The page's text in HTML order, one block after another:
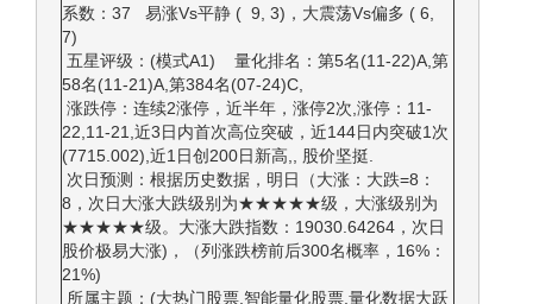
系数：37 易涨Vs平静 ( 9, 3)，大震荡Vs偏多 ( 6,
7)
五星评级：(模式A1) 量化排名：第5名(11-22)A,第
58名(11-21)A,第384名(07-24)C,
涨跌停：连续2涨停，近半年，涨停2次,涨停：11-
22,11-21,近3日内首次高位突破，近144日内突破1次
(7715.002),近1日创200日新高,, 股价坚挺.
次日预测：根据历史数据，明日（大涨：大跌=8：
8，次日大涨大跌级别为★★★★★级，大涨级别为
★★★★★级。大涨大跌指数：19030.64264，次日
股价极易大涨)，（列涨跌榜前后300名概率，16%：
21%)
所属主题：(大热门股票,智能量化股票,量化数据大跃